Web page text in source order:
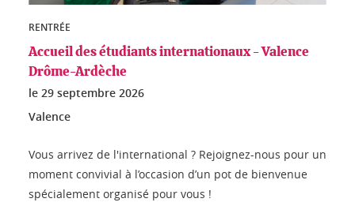
RENTRÉE
Accueil des étudiants internationaux - Valence
Drôme-Ardèche
le 29 septembre 2026
Valence
Vous arrivez de l'international ? Rejoignez-nous pour un
moment convivial à l’occasion d’un pot de bienvenue
spécialement organisé pour vous !